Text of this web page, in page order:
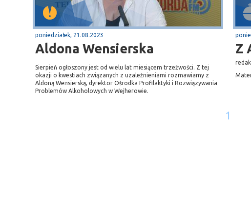
poniedziałek, 21.08.2023
Aldona Wensierska
Sierpień ogłoszony jest od wielu lat miesiącem trzeźwości. Z tej
okazji o kwestiach związanych z uzależnieniami rozmawiamy z
Aldoną Wensierską, dyrektor Ośrodka Profilaktyki i Rozwiązywania
Problemów Alkoholowych w Wejherowie.
Z
1